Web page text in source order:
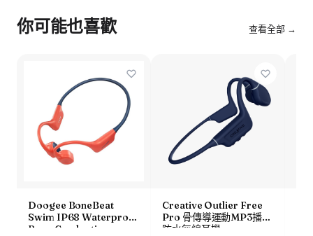
你可能也喜歡 查看全部 →
Doogee BoneBeat
Swim IP68 Waterproof
Bone Conduction
Creative Outlier Free
Pro 骨傳導運動MP3播放
防水無線耳機